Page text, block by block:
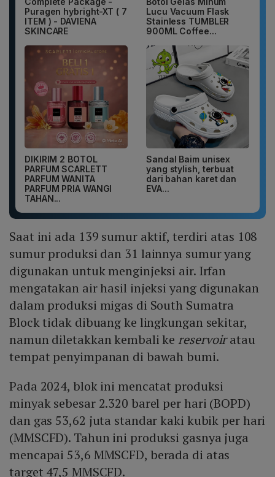
Puragen hybright-XT ( 7
ITEM ) - DAVIENA
SKINCARE
Lucu Vacuum Flask
Stainless TUMBLER
900ML Coffee...
DIKIRIM 2 BOTOL
PARFUM SCARLETT
PARFUM WANITA
PARFUM PRIA WANGI
TAHAN...
Sandal Baim unisex
yang stylish, terbuat
dari bahan karet dan
EVA...
Saat ini ada 139 sumur aktif, terdiri atas 108
sumur produksi dan 31 lainnya sumur yang
digunakan untuk menginjeksi air. Irfan
mengatakan air hasil injeksi yang digunakan
dalam produksi migas di South Sumatra
Block tidak dibuang ke lingkungan sekitar,
namun diletakkan kembali ke reservoiratau
tempat penyimpanan di bawah bumi.
Pada 2024, blok ini mencatat produksi
minyak sebesar 2.320 barel per hari (BOPD)
dan gas 53,62 juta standar kaki kubik per hari
(MMSCFD). Tahun ini produksi gasnya juga
mencapai 53,6 MMSCFD, berada di atas
target 47,5 MMSCFD.